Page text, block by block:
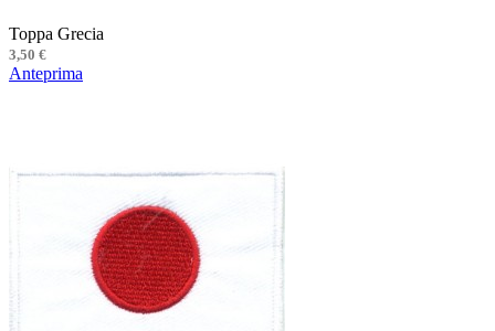
Toppa Grecia
3,50 €
Anteprima